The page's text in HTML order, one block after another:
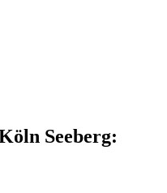
Seeberg: